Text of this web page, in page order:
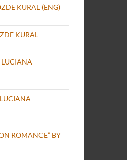
KURAL (ENG)
KURAL
LUCIANA
ROMANCE” BY